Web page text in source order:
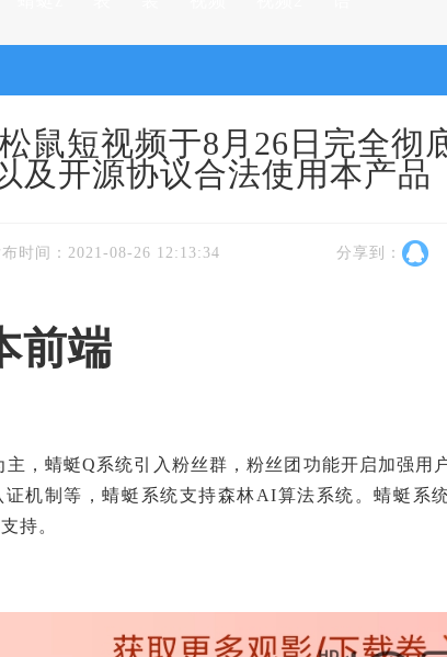
鼠短视频于8月26日完全彻
及开源协议合法使用本产品
时间： 2021-08-26 12:13:34 分享到：
前端
，蜻蜓Q系统引入粉丝群，粉丝团功能开启加强用
机制等，蜻蜓系统支持森林AI算法系统。蜻蜓系
持。